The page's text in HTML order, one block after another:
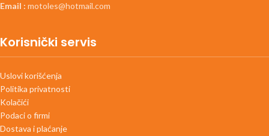
Email : motoles@hotmail.com
Korisnički servis
Uslovi korišćenja
Politika privatnosti
Kolačići
Podaci o firmi
Dostava i plaćanje